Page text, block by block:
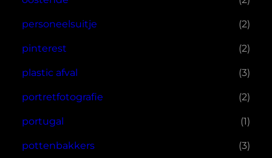
personeelsuitje (2)
pinterest (2)
plastic afval (3)
portretfotografie (2)
portugal (1)
pottenbakkers (3)